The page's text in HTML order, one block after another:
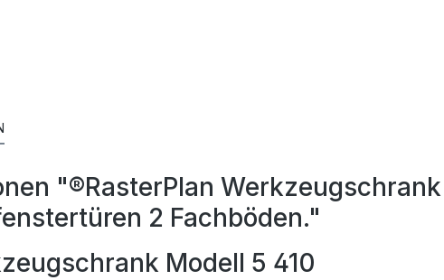
"®RasterPlan Werkzeugschrank
2 Fachböden."
Modell 5 410